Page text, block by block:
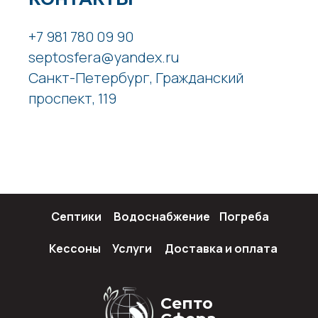
+7 981 780 09 90
septosfera@yandex.ru
Санкт-Петербург, Гражданский
проспект, 119
Септо
Септики Водоснабжение Погреба
Кессоны Услуги Доставка и оплата